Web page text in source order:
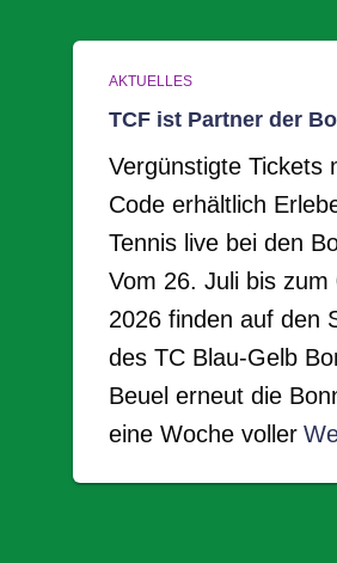
AKTUELLES
TCF ist Partner der
Vergünstigte Tickets
Code erhältlich
Tennis live bei den
Vom 26. Juli bis zum
2026 finden auf den
des TC Blau-Gelb
Beuel erneut die
eine Woche voller